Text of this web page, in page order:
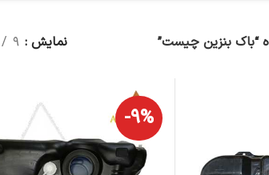
بنزین چیست” نمایش ۹
-۹%